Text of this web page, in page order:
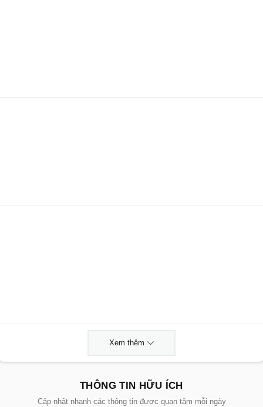
Xem thêm
THÔNG TIN HỮU ÍCH
Cập nhật nhanh các thông tin được quan tâm mỗi ngày